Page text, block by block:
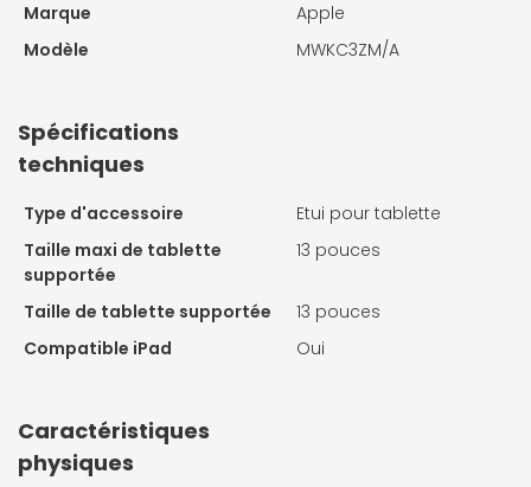
Marque
Apple
Modèle
MWKC3ZM/A
Spécifications
techniques
Type d'accessoire
Etui pour tablette
Taille maxi de tablette
supportée
13 pouces
Taille de tablette supportée
13 pouces
Compatible iPad
Oui
Caractéristiques
physiques